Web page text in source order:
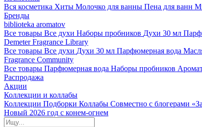
Вся косметика Хиты Молочко для ванны Пена для ванн
Бренды
biblioteka aromatov
Все товары Все духи Наборы пробников Духи 30 мл
Demeter Fragrance Library
Все товары Все духи Духи 30 мл Парфюмерная вода
Fragrance Community
Все товары Парфюмерная вода Наборы пробников
Распродажа
Акции
Коллекции и коллабы
Коллекции Подборки Коллабы Совместно с блогерами
Новый 2026 год с конем-огнем